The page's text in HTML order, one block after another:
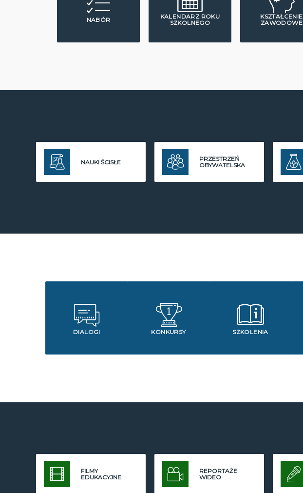
NABÓR
KALENDARZ ROKU
SZKOLNEGO
KSZTAŁCENIE
ZAWODOWE
NAUKI ŚCISŁE
PRZESTRZEŃ
OBYWATELSKA
DIALOGI KONKURSY SZKOLENIA
FILMY
EDUKACYJNE
REPORTAŻE
WIDEO